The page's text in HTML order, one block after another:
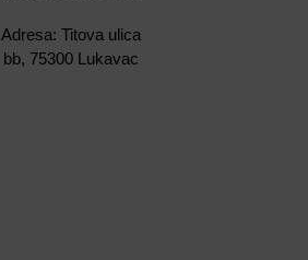
Adresa: Titova ulica
bb, 75300 Lukavac